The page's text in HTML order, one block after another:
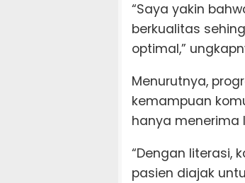
“Saya yakin
berkualitas
optimal,”
Menurutnya,
kemampuan
hanya menerima
“Dengan literasi,
pasien diajak